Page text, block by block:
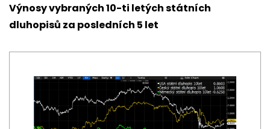
Výnosy vybraných 10-ti letých státních
dluhopisů za posledních 5 let